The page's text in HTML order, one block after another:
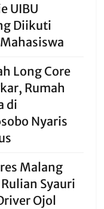
UIBU
Diikuti
Long Core
Rumah
di
Nyaris
Malang
Syauri
Ojol